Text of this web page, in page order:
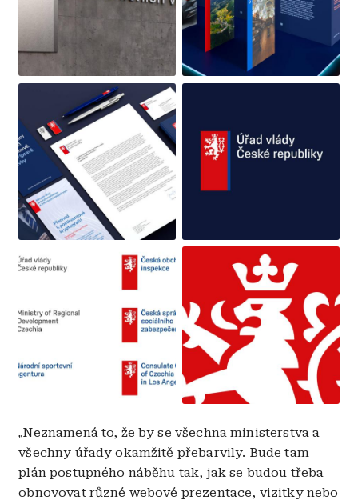
Obrázek Obrázek
Obrázek Obrázek
„Neznamená to, že by se všechna ministerstva a
všechny úřady okamžitě přebarvily. Bude tam
plán postupného náběhu tak, jak se budou třeba
obnovovat různé webové prezentace, vizitky nebo